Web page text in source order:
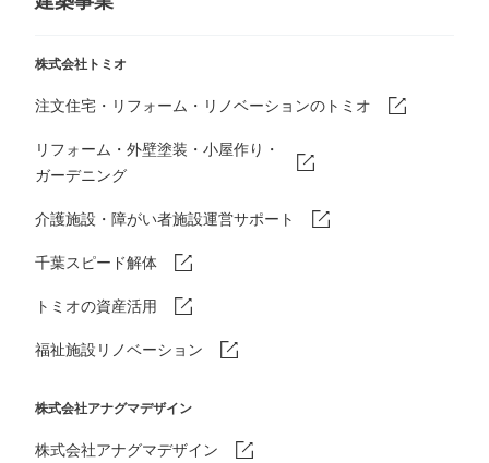
株式会社トミオ
注文住宅・リフォーム・リノベーションのトミオ
リフォーム・外壁塗装・小屋作り・
ガーデニング
介護施設・障がい者施設運営サポート
千葉スピード解体
トミオの資産活用
福祉施設リノベーション
株式会社アナグマデザイン
株式会社アナグマデザイン